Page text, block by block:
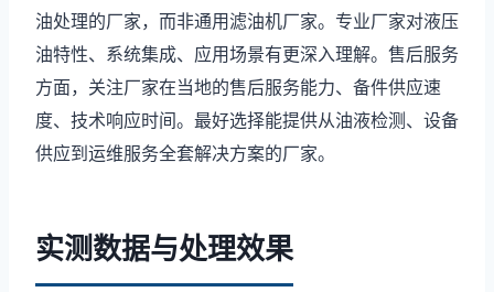
油处理的厂家，而非通用滤油机厂家。专业厂家对液压
油特性、系统集成、应用场景有更深入理解。售后服务
方面，关注厂家在当地的售后服务能力、备件供应速
度、技术响应时间。最好选择能提供从油液检测、设备
供应到运维服务全套解决方案的厂家。
实测数据与处理效果